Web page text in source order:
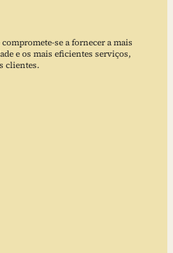
se a fornecer a mais
e os mais eficientes serviços,
clientes.